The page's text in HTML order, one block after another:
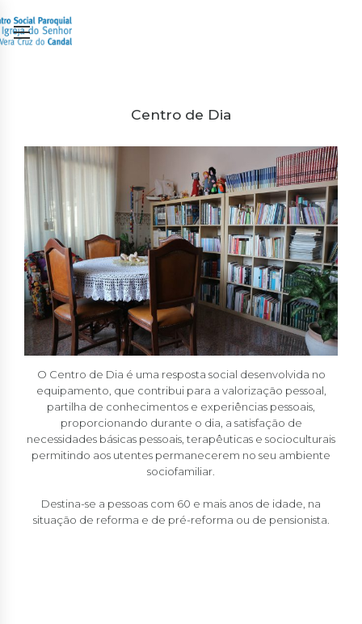
Centro de Dia
O Centro de Dia é uma resposta social desenvolvida no
equipamento, que contribui para a valorização pessoal,
partilha de conhecimentos e experiências pessoais,
proporcionando durante o dia, a satisfação de
necessidades básicas pessoais, terapêuticas e socioculturais
permitindo aos utentes permanecerem no seu ambiente
sociofamiliar.
Destina-se a pessoas com 60 e mais anos de idade, na
situação de reforma e de pré-reforma ou de pensionista.